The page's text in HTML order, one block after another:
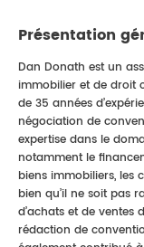
Présentation
Dan Donath est un
immobilier et de droit
de 35 années
négociation de
expertise dans le
notamment le
biens immobiliers, les
bien qu’il ne soit pas
d’achats et de ventes
rédaction de